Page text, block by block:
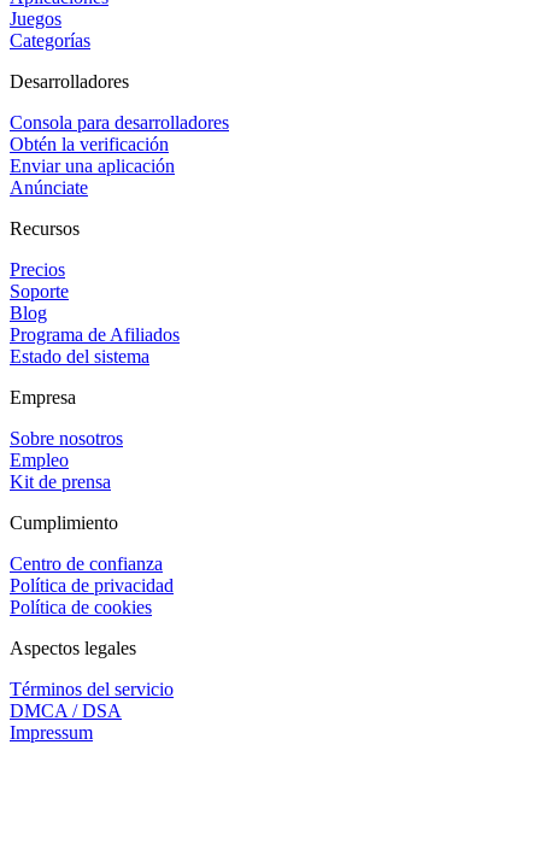
Juegos
Categorías
Desarrolladores
Consola para desarrolladores
Obtén la verificación
Enviar una aplicación
Anúnciate
Recursos
Precios
Soporte
Blog
Programa de Afiliados
Estado del sistema
Empresa
Sobre nosotros
Empleo
Kit de prensa
Cumplimiento
Centro de confianza
Política de privacidad
Política de cookies
Aspectos legales
Términos del servicio
DMCA / DSA
Impressum